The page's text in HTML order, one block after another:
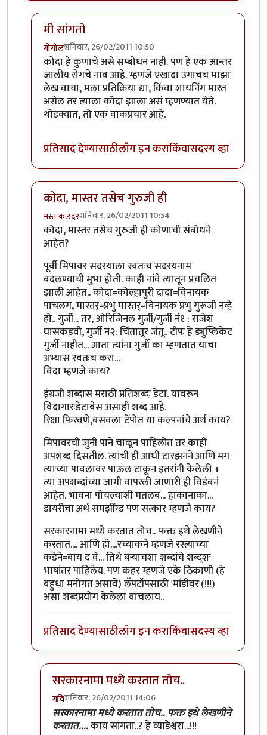
मी सांगतो
गोगोलशनिवार, 26/02/2011 10:50
In reply toतीनचार महिन्यांत ब-याच शंकाbyगवि
कोदा हे कुणाचे असे सम्बोधन नाही. पण हे एक आन्तर
जालीय रोगचे नाव आहे. म्हणजे एखादा उगाचच माझा
लेख वाचा, मला प्रतिक्रिया द्या, किंवा शायनिंग मारत
असेल तर त्याला कोदा झाला असं म्हणण्यात येते.
थोडक्यात, तो एक वाकप्रचार आहे.
प्रतिसाद देण्यासाठीलॉग इन कराकिंवासदस्य व्हा
कोदा, मास्तर तसेच गुरुजी ही
मस्त कलंदरशनिवार, 26/02/2011 10:54
In reply toतीनचार महिन्यांत ब-याच शंकाby
कोदा, मास्तर तसेच गुरुजी ही कोणाची संबोधने
आहेत?
पूर्वी मिपावर सदस्याला स्वतःच सदस्यनाम
बदलण्याची मुभा होती. काही नांवे त्यातून प्रचलित
झाली आहेत.. कोदा=कोल्हापुरी दादा=विनायक
पाचलग, मास्तर्=प्रभु मास्तर्=विनायक प्रभु गुरूजी नव्हे
हो.. गुर्जी... तर, ओरिजिनल गुर्जी/गुर्जी नं१ : राजेश
घासकडवी, गुर्जी नं२: चिंतातूर जंतू.. टीपः हे ड्युप्लिकेट
गुर्जी नाहीत... आता त्यांना गुर्जी का म्हणतात याचा
अभ्यास स्वतःच करा...
विदा म्हणजे काय?
इंग्रजी शब्दास मराठी प्रतिशब्दः डेटा. यावरून
विदागारःडेटाबेस असाही शब्द आहे.
रिक्षा फिरवणे,बसवला टेंपोत या कल्पनांचे अर्थ काय?
मिपावरची जुनी पाने चाळून पाहिलीत तर काही
अपशब्द दिसतील. त्यांची ही आधी टारझनने आणि मग
त्याच्या पावलावर पाऊल टाकून इतरांनी केलेली +
त्या अपशब्दांच्या जागी वापरली जाणारी ही विडंबनं
आहेत. भावना पोचल्याशी मतलब... हाकानाका...
डायरीचा अर्थ समझींग्ड पण सत्कार म्हणजे काय?
सरकारनामा मध्ये करतात तोच.. फक्त इथे लेखणीने
करतात.... आणि हो....रच्याकने म्हणजे रस्त्याच्या
कडेने=बाय द वे... तिथे बर्‍याचशा शब्दांचे शब्द्शः
भाषांतर पाहिलेय. पण कहर म्हणजे एके ठिकाणी (हे
बहुधा मनोगत असावे) लॅपटॉपसाठी 'मांडीवर'(!!!)
असा शब्दप्रयोग केलेला वाचलाय..
प्रतिसाद देण्यासाठीलॉग इन कराकिंवासदस्य व्हा
सरकारनामा मध्ये करतात तोच..
गविशनिवार, 26/02/2011 14:06
In reply toकोदा, मास्तर तसेच गुरुजी हीbyमस्त कलंदर
सरकारनामा मध्ये करतात तोच.. फक्त इथे लेखणीने
करतात....काय सांगता..? हे व्याडेश्वरा...!!!